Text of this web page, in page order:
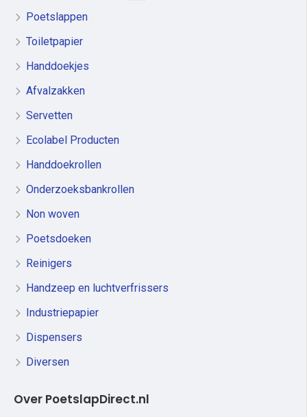
Poetslappen
Toiletpapier
Handdoekjes
Afvalzakken
Servetten
Ecolabel Producten
Handdoekrollen
Onderzoeksbankrollen
Non woven
Poetsdoeken
Reinigers
Handzeep en luchtverfrissers
Industriepapier
Dispensers
Diversen
Over PoetslapDirect.nl